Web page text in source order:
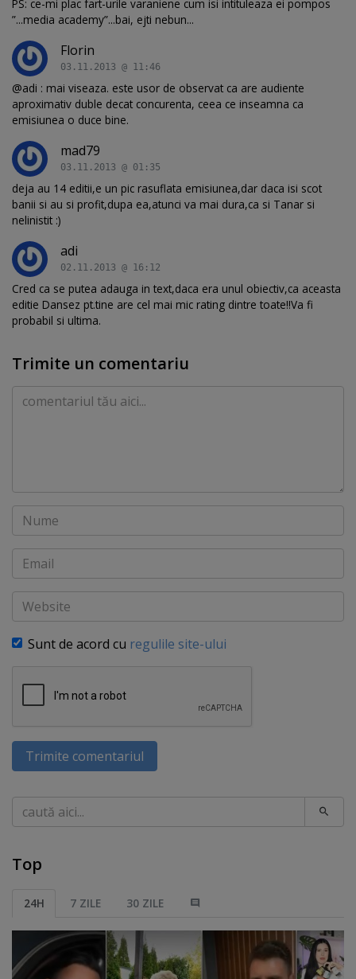
PS: ce-mi plac fart-urile varaniene cum isi intituleaza ei pompos
”...media academy”...bai, ejti nebun...
Florin
03.11.2013 @ 11:46
@adi : mai viseaza. este usor de observat ca are audiente
aproximativ duble decat concurenta, ceea ce inseamna ca
emisiunea o duce bine.
mad79
03.11.2013 @ 01:35
deja au 14 editii,e un pic rasuflata emisiunea,dar daca isi scot
banii si au si profit,dupa ea,atunci va mai dura,ca si Tanar si
nelinistit :)
adi
02.11.2013 @ 16:12
Cred ca se putea adauga in text,daca era unul obiectiv,ca aceasta
editie Dansez pt.tine are cel mai mic rating dintre toate!!Va fi
probabil si ultima.
Trimite un comentariu
Comentariu
Nume
Email
Website
Sunt de acord cu regulile site-ului
Trimite comentariul
Caută
Top
24H 7 ZILE 30 ZILE